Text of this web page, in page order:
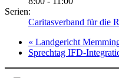
Serien:
Caritasverband für die
« Landgericht
Sprechtag IFD-